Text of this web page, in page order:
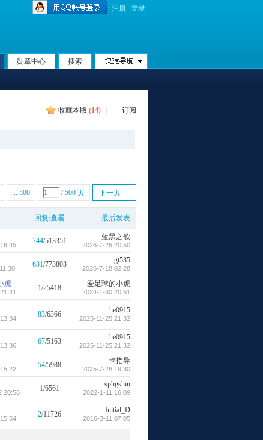
注册 登录
勋章中心 搜索
收藏本版 (14) 订阅
... 500 / 500 页 下一页
回复/查看 最后发表
744/513351 蓝黑之歌
2026-7-26 20:50
631/773803 gt535
2026-7-18 02:28
虎 1/25418 爱足球的小虎
2024-1-30 20:51
83/6366 he0915
2025-11-25 21:32
67/5163 he0915
2025-11-25 21:32
54/5988 卡指导
2025-7-28 19:30
20:56 1/6561 sphgshin
2022-1-11 16:09
2/11726 Initial_D
2016-3-11 07:05